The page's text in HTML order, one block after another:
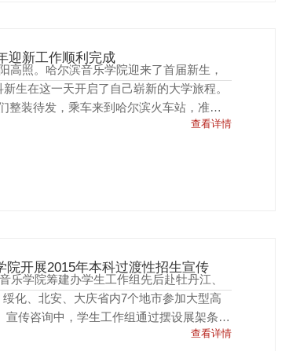
迎新工作顺利完成
高照。哈尔滨音乐学院迎来了首届新生，
生在这一天开启了自己崭新的大学旅程。
整装待发，乘车来到哈尔滨火车站，准备
查看详情
院开展2015年本科过渡性招生宣传
乐学院筹建办学生工作组先后赴牡丹江、
化、北安、大庆省内7个地市参加大型高
宣传咨询中，学生工作组通过摆设展架条
查看详情